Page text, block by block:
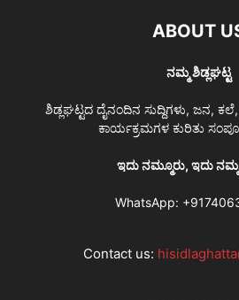
ABOUT
ನಮ್ಮ ಶಿಡ್ಲಘಟ್ಟ
ಶಿಡ್ಲಘಟ್ಟದ ದೈನಂದಿನ ಸುದ್ದಿಗಳು, ಜನ, ಕಲೆ,
ಕಾರ್ಯಕ್ರಮಗಳ ಕುರಿತು
ಇದು ನಮ್ಮೂರು, ಇದು ನಮ್ಮ
WhatsApp:
Contact us: